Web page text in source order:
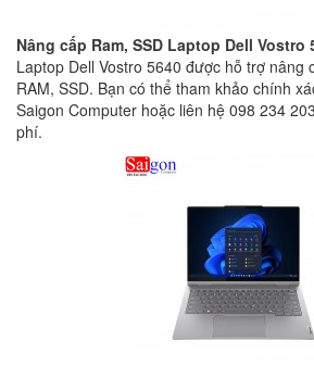
Nâng cấp Ram, SSD Laptop Dell Vostro
Laptop Dell Vostro 5640 được hỗ trợ nâng
RAM, SSD. Bạn có thể tham khảo chính
Saigon Computer hoặc liên hệ 098 234
phí.